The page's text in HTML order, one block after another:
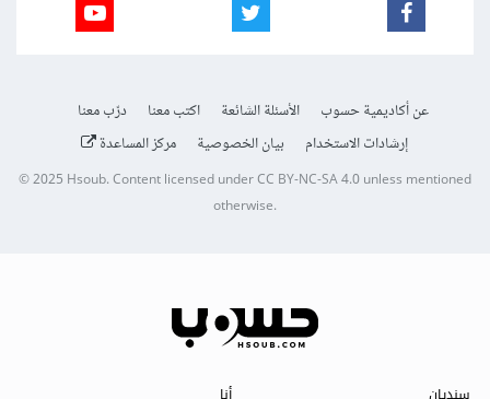
عن أكاديمية حسوب الأسئلة الشائعة اكتب معنا
درّب معنا
إرشادات الاستخدام
بيان الخصوصية مركز المساعدة
© 2025Hsoub.Content licensed underCC BY-NC-SA 4.0unless mentioned
otherwise.